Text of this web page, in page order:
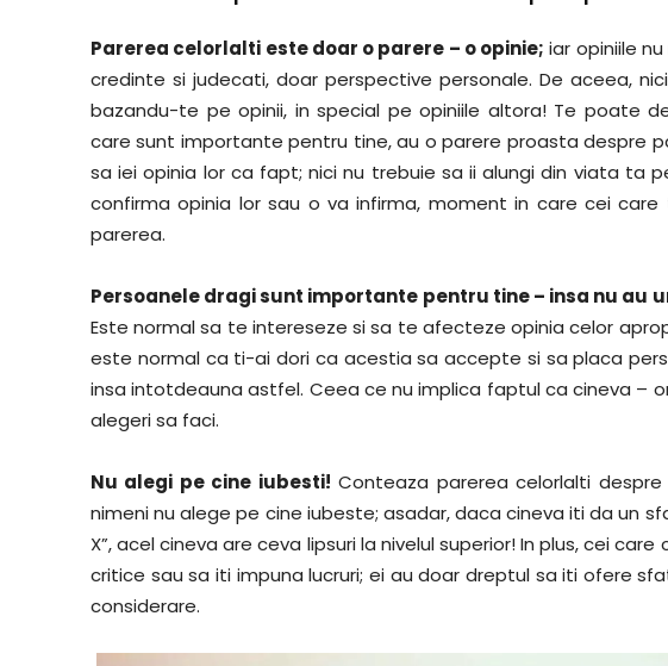
Parerea celorlalti este doar o parere – o opinie; iar opiniile
credinte si judecati, doar perspective personale. De aceea,
bazandu-te pe opinii, in special pe opiniile altora! Te poate
care sunt importante pentru tine, au o parere proasta despre
sa iei opinia lor ca fapt; nici nu trebuie sa ii alungi din viata ta
confirma opinia lor sau o va infirma, moment in care cei
parerea.
Persoanele dragi sunt importante pentru tine – insa nu au
Este normal sa te intereseze si sa te afecteze opinia celor
este normal ca ti-ai dori ca acestia sa accepte si sa placa
insa intotdeauna astfel. Ceea ce nu implica faptul ca cineva –
alegeri sa faci.
Nu alegi pe cine iubesti! Conteaza parerea celorlalti
nimeni nu alege pe cine iubeste; asadar, daca cineva iti da un
X”, acel cineva are ceva lipsuri la nivelul superior! In plus, cei
critice sau sa iti impuna lucruri; ei au doar dreptul sa iti ofere
considerare.